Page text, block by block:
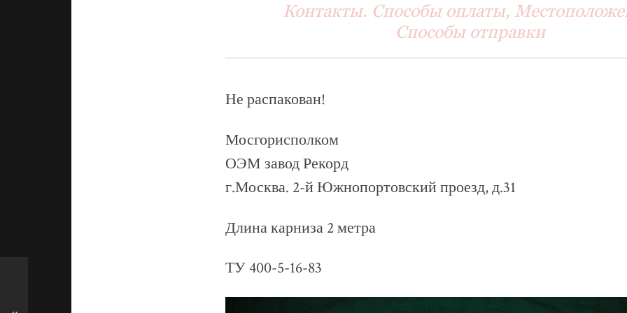
Контакты. Способы оплаты,
Способы отправки
Не распакован!
Мосгорисполком
ОЭМ завод Рекорд
г.Москва. 2-й Южнопортовский проезд, д.31
Длина карниза 2 метра
ТУ 400-5-16-83